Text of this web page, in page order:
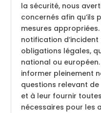
la sécurité, nous
concernés afin qu’ils
mesures
notification
obligations légales,
national ou
informer pleinement
questions relevant
et à leur fournir
nécessaires pour les